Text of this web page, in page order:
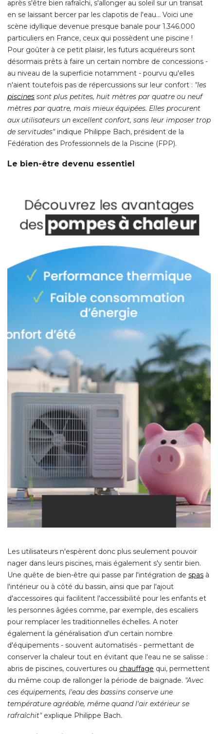
après s'être bien rafraîchi, s'allonger au soleil sur un transat
en se laissant bercer par les clapotis de l'eau... Voici une
scène idyllique devenue presque banale pour 1.346.000
particuliers en France, ceux qui possèdent une piscine !
Pour goûter à ce petit plaisir, les futurs acquéreurs sont
désormais prêts à faire un certain nombre de concessions -
au niveau de la superficie notamment - pourvu qu'elles
n'aient toutefois pas de répercussions sur leur confort : "les
piscines sont plus petites, huit mètres par quatre ou neuf
mètres par quatre, mais mieux équipées. Elles procurent
aux utilisateurs un excellent confort, sans leur imposer trop
de servitudes"indique Philippe Bach, président de la
Fédération des Professionnels de la Piscine (FPP).
Le bien-être devenu essentiel
Les utilisateurs n'espèrent donc plus seulement pouvoir
nager dans leurs piscines, mais également s'y sentir bien.
Une quête de bien-être qui passe par l'intégration de spas à
l'intérieur ou à côté du bassin, ainsi que par l'ajout
d'accessoires qui facilitent l'accessibilité pour les enfants et
les personnes âgées comme, par exemple, des escaliers
pour remplacer les traditionnelles échelles. A noter
également la généralisation d'un certain nombre
d'équipements - souvent automatisés - permettant de
conserver la chaleur tout en évitant que l'eau ne se salisse :
abris de piscines, couvertures ou chauffage qui, permettent
du même coup de rallonger la période de baignade. "Avec
ces équipements, l'eau des bassins conserve une
température agréable, même quand l'air extérieur se
rafraîchit" explique Philippe Bach.